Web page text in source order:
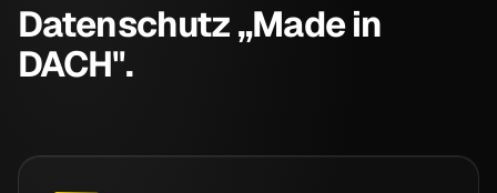
Datenschutz „Made in
DACH".